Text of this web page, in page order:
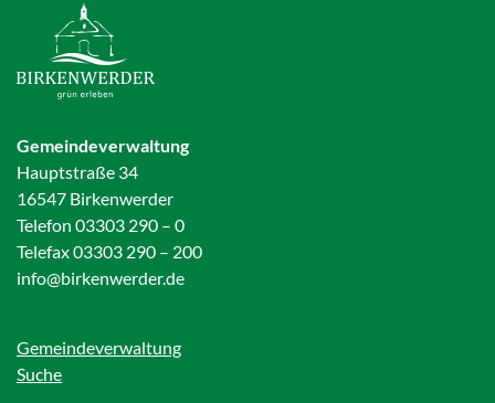
Gemeindeverwaltung
Hauptstraße 34
16547 Birkenwerder
Telefon 03303 290 – 0
Telefax 03303 290 – 200
info@birkenwerder.de
Gemeindeverwaltung
Suche